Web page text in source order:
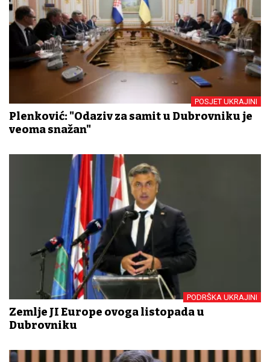
POSJET UKRAJINI
Plenković: "Odaziv za samit u Dubrovniku je
veoma snažan"
PODRŠKA UKRAJINI
Zemlje JI Europe ovoga listopada u
Dubrovniku